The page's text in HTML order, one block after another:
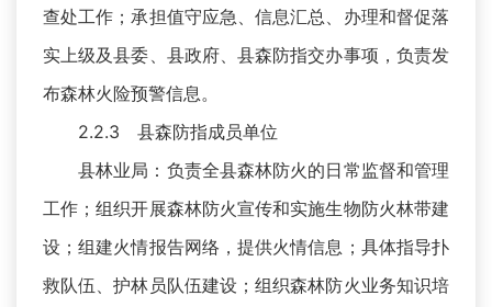
查处工作；承担值守应急、信息汇总、办理和督促落
实上级及县委、县政府、县森防指交办事项，负责发
布森林火险预警信息。
2.2.3 县森防指成员单位
县林业局：负责全县森林防火的日常监督和管理
工作；组织开展森林防火宣传和实施生物防火林带建
设；组建火情报告网络，提供火情信息；具体指导扑
救队伍、护林员队伍建设；组织森林防火业务知识培